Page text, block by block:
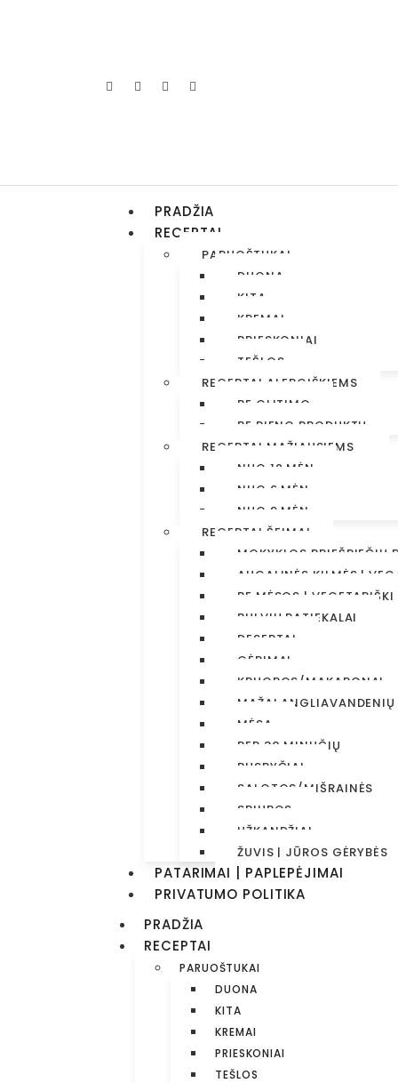
PRADŽIA
RECEPTAI
PARUOŠTUKAI
DUONA
KITA
KREMAI
PRIESKONIAI
TEŠLOS
RECEPTAI ALERGIŠKIEMS
BE GLITIMO
BE PIENO PRODUKTŲ
RECEPTAI MAŽIAUSIEMS
NUO 12 MĖN
NUO 6 MĖN
NUO 9 MĖN
RECEPTAI ŠEIMAI
MOKYKLOS PRIEŠPIEČIŲ
AUGALINĖS KILMĖS |
BE MĖSOS | VEGETARIŠKI
BULVIŲ PATIEKALAI
DESERTAI
GĖRIMAI
KRUOPOS/MAKARONAI
MAŽAI ANGLIAVANDENIŲ
MĖSA
PER 30 MINUČIŲ
PUSRYČIAI
SALOTOS/MIŠRAINĖS
SRIUBOS
UŽKANDŽIAI
ŽUVIS | JŪROS GĖRYBĖS
PATARIMAI | PAPLEPĖJIMAI
PRIVATUMO POLITIKA
PRADŽIA
RECEPTAI
PARUOŠTUKAI
DUONA
KITA
KREMAI
PRIESKONIAI
TEŠLOS